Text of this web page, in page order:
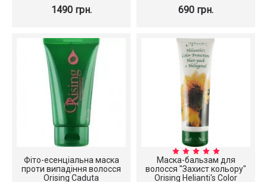
1490 грн. 690 грн.
Фіто-есенціальна маска
проти випадіння волосся
Orising Caduta
Маска-бальзам для
волосся "Захист кольору"
Orising Helianti's Color